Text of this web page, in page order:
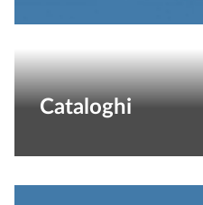
Cataloghi